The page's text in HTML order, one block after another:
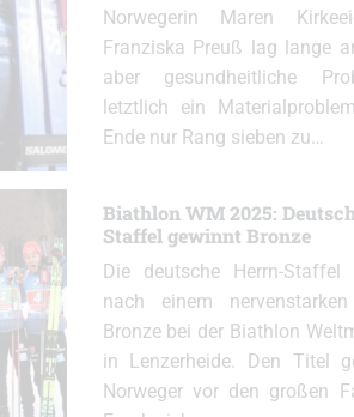
Norwegerin Maren
Franziska Preuß lag lange
aber gesundheitliche
letztlich ein
Ende nur Rang sieben zu…
Biathlon WM 2025:
Staffel gewinnt Bronze
Die deutsche Herrn-
nach einem
Bronze bei der Biathlon
in Lenzerheide. Den Titel
Norweger vor den großen